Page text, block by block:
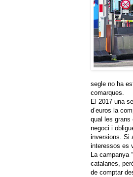
segle no ha
comarques.
El 2017 una
d’euros la
qual les grans
negoci i
inversions. Si
interessos es
La campanya
catalanes,
de comptar